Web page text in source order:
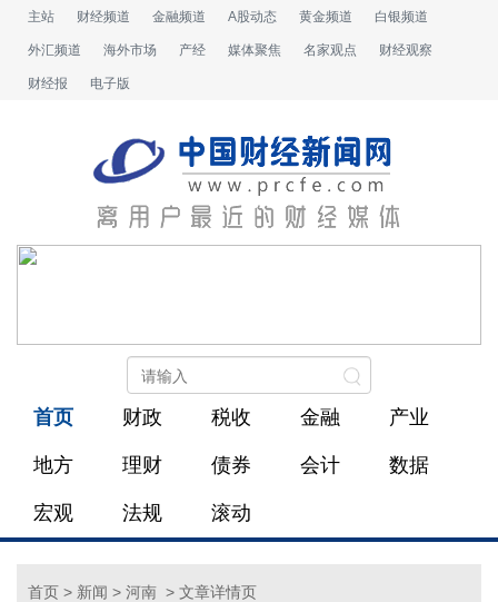
主站 财经频道 金融频道 A股动态 黄金频道 白银频道
外汇频道 海外市场 产经 媒体聚焦 名家观点 财经观察
财经报 电子版
首页 财政 税收 金融 产业
地方 理财 债券 会计 数据
宏观 法规 滚动
首页 > 新闻 > 河南 > 文章详情页